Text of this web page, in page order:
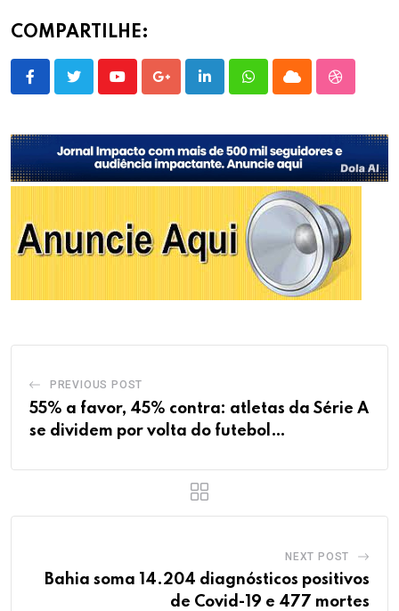
COMPARTILHE:
YoutubeGoogle+LinkedInWhatsappCloud
PREVIOUS POST
55% a favor, 45% contra: atletas da Série A
se dividem por volta do futebol…
NEXT POST
Bahia soma 14.204 diagnósticos positivos
de Covid-19 e 477 mortes